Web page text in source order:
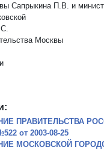
Сапрыкина П.В. и
Москвы
ПРАВИТЕЛЬСТВА
от 2003-08-25
МОСКОВСКОЙ